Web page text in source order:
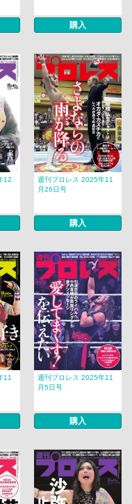
購入
12
週刊プロレス 2025年11
月26日号
購入
11
週刊プロレス 2025年11
月5日号
購入